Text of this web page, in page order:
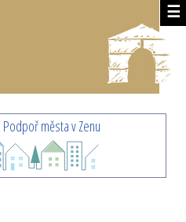
☰
Podpoř města v Zenu